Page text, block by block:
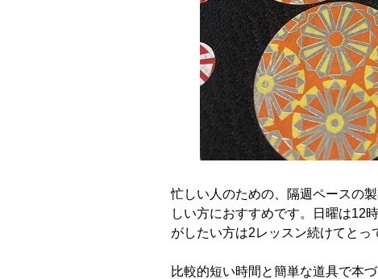
忙しい人のための、隔週ペースの
しい方におすすめです。日曜は12
がしたい方は2レッスン続けてとっ
比較的短い時間と簡単な道具で本